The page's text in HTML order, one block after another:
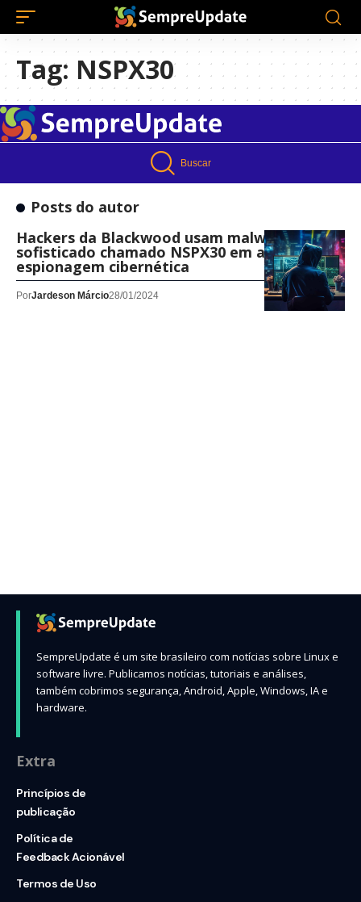
Tag: NSPX30
Buscar
Posts do autor
Hackers da Blackwood usam malware
sofisticado chamado NSPX30 em ataques de
espionagem cibernética
PorJardeson Márcio28/01/2024
SempreUpdate é um site brasileiro com notícias sobre Linux e
software livre. Publicamos notícias, tutoriais e análises,
também cobrimos segurança, Android, Apple, Windows, IA e
hardware.
Extra
Princípios de
publicação
Política de
Feedback Acionável
Termos de Uso